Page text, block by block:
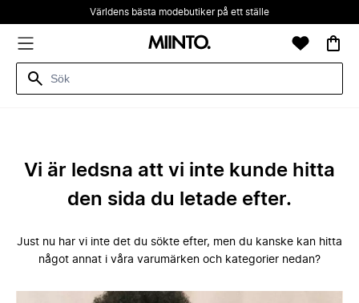
Världens bästa modebutiker på ett ställe
Vi är ledsna att vi inte kunde hitta
den sida du letade efter.
Just nu har vi inte det du sökte efter, men du kanske kan hitta
något annat i våra varumärken och kategorier nedan?